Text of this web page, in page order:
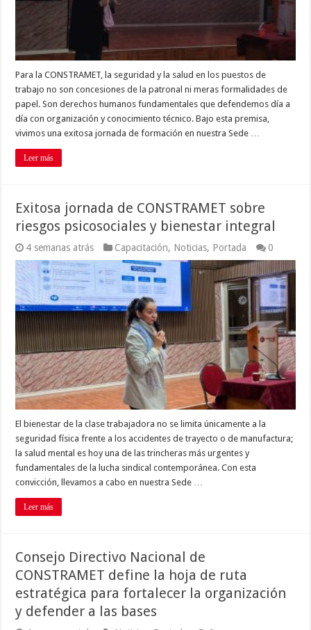
Para la CONSTRAMET, la seguridad y la salud en los puestos de
trabajo no son concesiones de la patronal ni meras formalidades de
papel. Son derechos humanos fundamentales que defendemos día a
día con organización y conocimiento técnico. Bajo esta premisa,
vivimos una exitosa jornada de formación en nuestra Sede …
Leer más
Exitosa jornada de CONSTRAMET sobre
riesgos psicosociales y bienestar integral
4 semanas atrás Capacitación, Noticias, Portada 0
El bienestar de la clase trabajadora no se limita únicamente a la
seguridad física frente a los accidentes de trayecto o de manufactura;
la salud mental es hoy una de las trincheras más urgentes y
fundamentales de la lucha sindical contemporánea. Con esta
convicción, llevamos a cabo en nuestra Sede …
Leer más
Consejo Directivo Nacional de
CONSTRAMET define la hoja de ruta
estratégica para fortalecer la organización
y defender a las bases